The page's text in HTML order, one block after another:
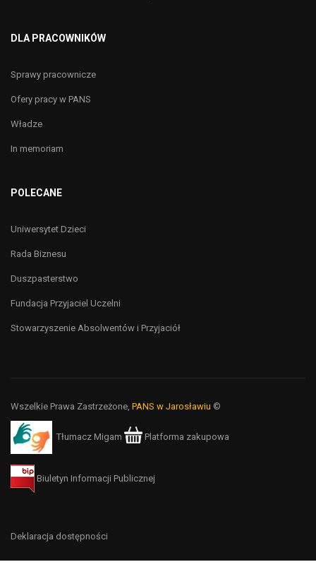
DLA PRACOWNIKÓW
Sprawy pracownicze
Ofery pracy w PANS
Władze
In memoriam
POLECANE
Uniwersytet Dzieci
Rada Biznesu
Duszpasterstwo
Fundacja Przyjaciel Uczelni
Stowarzyszenie Absolwentów i Przyjaciół
Wszelkie Prawa Zastrzeżone, PANS w Jarosławiu ©
Tłumacz Migam Platforma zakupowa
Biuletyn Informacji Publicznej
Deklaracja dostępności